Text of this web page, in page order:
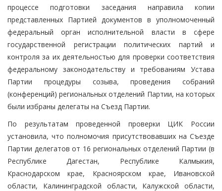
процессе подготовки заседания направила копии
представленных Партией документов в уполномоченный
федеральный орган исполнительной власти в сфере
государственной регистрации политических партий и
контроля за их деятельностью для проверки соответствия
федеральному законодательству и требованиям Устава
Партии процедуры созыва, проведения собраний
(конференций) региональных отделений Партии, на которых
были избраны делегаты на Съезд Партии.
По результатам проведенной проверки ЦИК России
установила, что полномочия присутствовавших на Съезде
Партии делегатов от 16 региональных отделений Партии (в
Республике Дагестан, Республике Калмыкия,
Краснодарском крае, Красноярском крае, Ивановской
области, Калининградской области, Калужской области,